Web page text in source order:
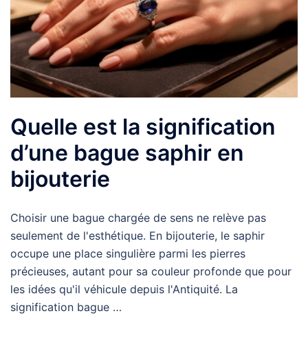
Quelle est la signification
d’une bague saphir en
bijouterie
Choisir une bague chargée de sens ne relève pas
seulement de l'esthétique. En bijouterie, le saphir
occupe une place singulière parmi les pierres
précieuses, autant pour sa couleur profonde que pour
les idées qu'il véhicule depuis l'Antiquité. La
signification bague …